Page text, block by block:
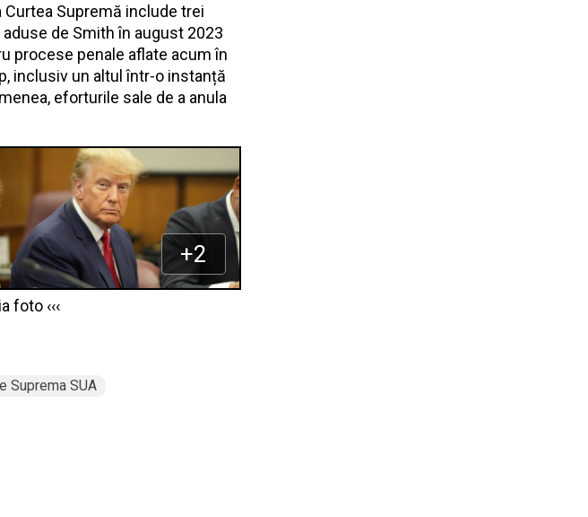
Supremă include trei
de Smith în august 2023
procese penale aflate acum în
inclusiv un altul într-o instanță
eforturile sale de a anula
foto ‹‹‹
Suprema SUA